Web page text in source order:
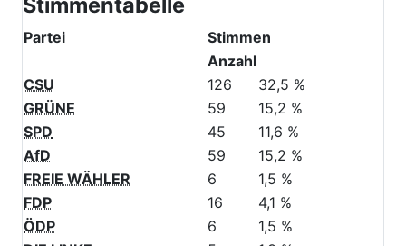
© Stadt Schwabach
Stimmentabelle
Stimmen
Anzahl
CSU
126
32,5 %
GRÜNE
59
15,2 %
SPD
45
11,6 %
AfD
59
15,2 %
FREIE WÄHLER
6
1,5 %
FDP
16
4,1 %